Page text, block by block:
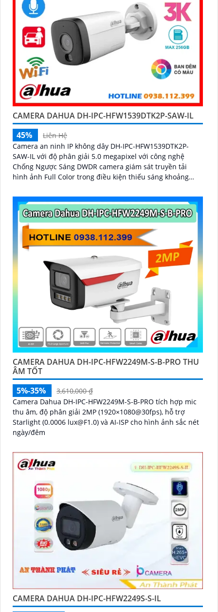
CAMERA DAHUA DH-IPC-HFW1539DTK2P-SAW-IL
45%
Liên Hệ
Camera an ninh IP không dây DH-IPC-HFW1539DTK2P-
SAW-IL với độ phân giải 5.0 megapixel với công nghệ
Chống Ngược Sáng DWDR camera giám sát truyền tải
hình ảnh Full Color trong điều kiện thiếu sáng khoảng
CAMERA DAHUA DH-IPC-HFW2249M-S-B-PRO THU
ÂM TỐT
5%-35%
3,610,000 ₫
Camera Dahua DH-IPC-HFW2249M-S-B-PRO tích hợp mic
thu âm, độ phân giải 2MP (1920×1080@30fps), hỗ trợ
Starlight (0.0006 lux@F1.0) và AI-ISP cho hình ảnh sắc nét
ngày/đêm
CAMERA DAHUA DH-IPC-HFW2249S-S-IL